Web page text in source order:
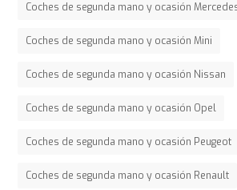
Coches de segunda mano y ocasión
Coches de segunda mano y ocasión Mini
Coches de segunda mano y ocasión Nissan
Coches de segunda mano y ocasión Opel
Coches de segunda mano y ocasión Peugeot
Coches de segunda mano y ocasión Renault